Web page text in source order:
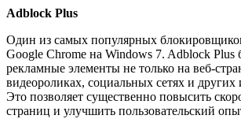
Adblock Plus
Один из самых популярных
Google Chrome на Windows 7. Adblock Plus
рекламные элементы не только на веб-
видеороликах, социальных сетях и других
Это позволяет существенно повысить
страниц и улучшить пользовательский